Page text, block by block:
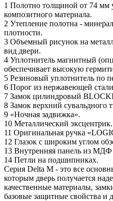
1 Полотно толщиной от 74 мм
композитного материала.
2 Утепление полотна -
плотности.
3 Объемный рисунок на
вид двери.
4 Уплотнитель магнитный
обеспечивает высокую
5 Резиновый уплотнитель по
6 Порог из нержавеющей
7 Замок цилиндровый
8 Замок верхний сувальдного
9 «Ночная задвижка».
10 Металлический эксцентрик.
11 Оригинальная ручка
12 Глазок с широким углом
13 Внутренняя панель из
14 Петли на подшипниках.
Серия Delta M - это все
которым дверь получается
качественные материалы,
базовые защитные свойства и